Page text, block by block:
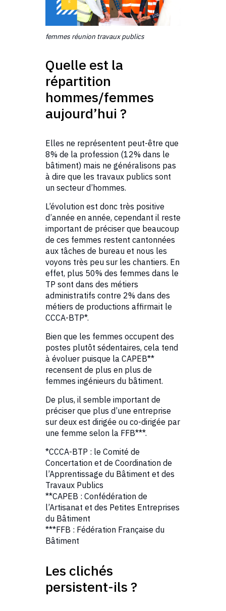
femmes réunion travaux publics
Quelle est la
répartition
hommes/femmes
aujourd’hui ?
Elles ne représentent peut-être que
8% de la profession (12% dans le
bâtiment) mais ne généralisons pas
à dire que les travaux publics sont
un secteur d’hommes.
L’évolution est donc très positive
d’année en année, cependant il reste
important de préciser que beaucoup
de ces femmes restent cantonnées
aux tâches de bureau et nous les
voyons très peu sur les chantiers. En
effet, plus 50% des femmes dans le
TP sont dans des métiers
administratifs contre 2% dans des
métiers de productions affirmait le
CCCA-BTP*.
Bien que les femmes occupent des
postes plutôt sédentaires, cela tend
à évoluer puisque la CAPEB**
recensent de plus en plus de
femmes ingénieurs du bâtiment.
De plus, il semble important de
préciser que plus d’une entreprise
sur deux est dirigée ou co-dirigée par
une femme selon la FFB***.
*CCCA-BTP : le Comité de
Concertation et de Coordination de
l’Apprentissage du Bâtiment et des
Travaux Publics
**CAPEB : Confédération de
l’Artisanat et des Petites Entreprises
du Bâtiment
***FFB : Fédération Française du
Bâtiment
Les clichés
persistent-ils ?